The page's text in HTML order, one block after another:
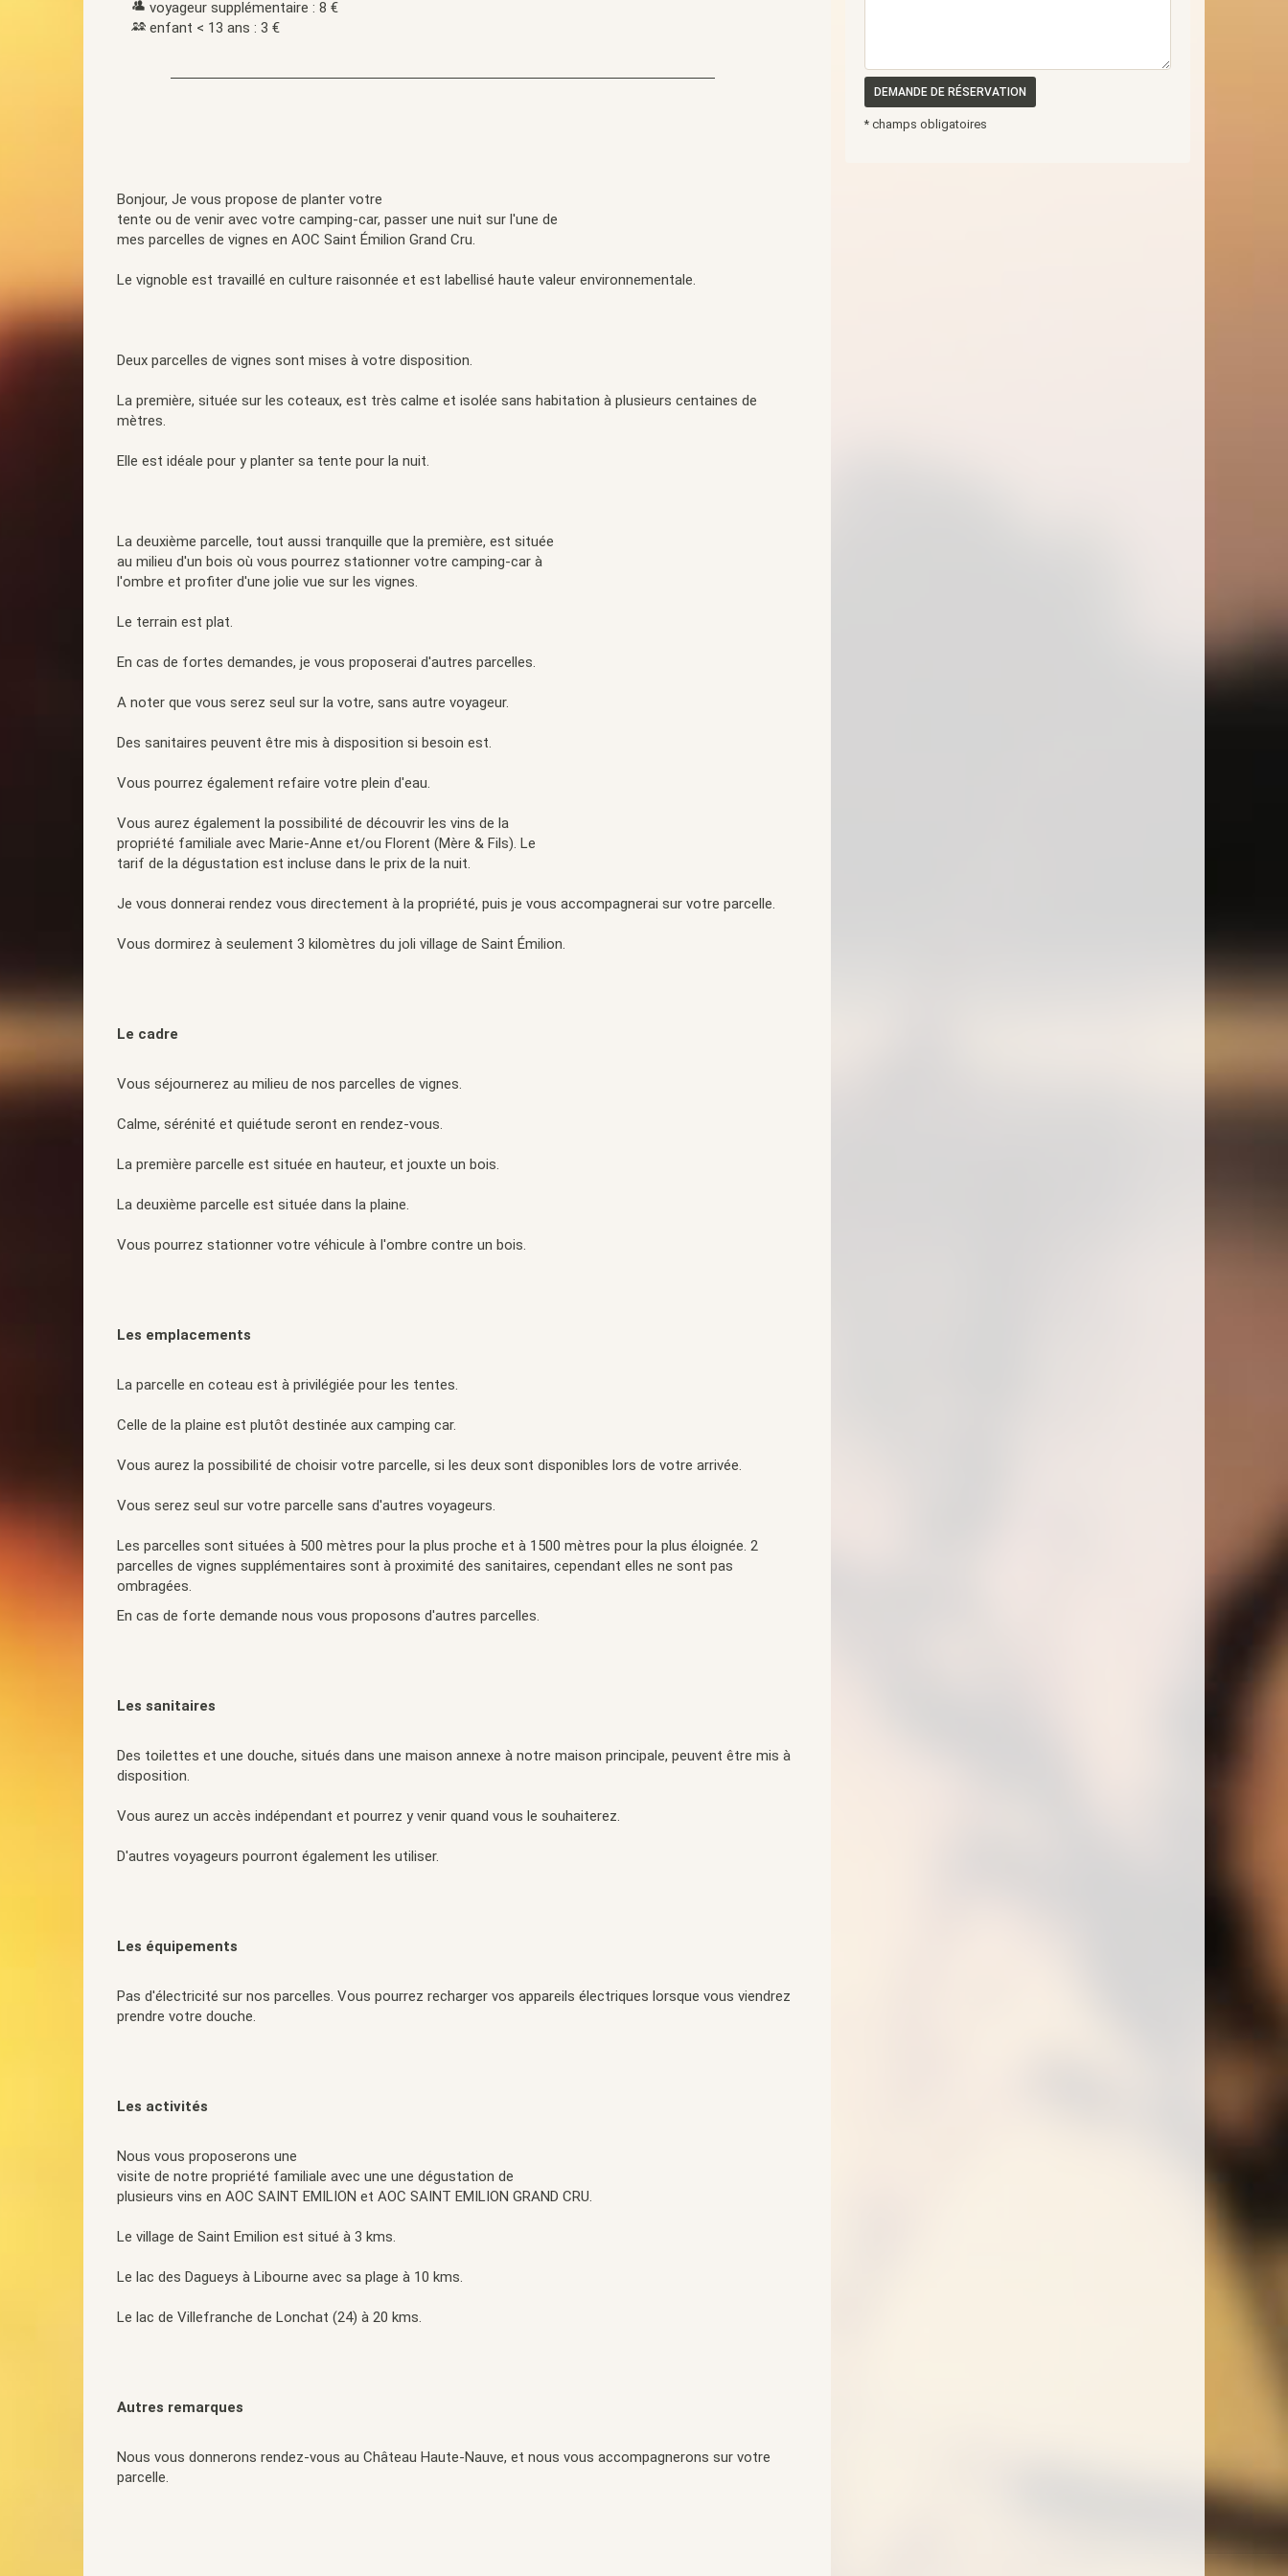
voyageur supplémentaire : 8 €
enfant < 13 ans : 3 €
Bonjour, Je vous propose de planter votre
tente ou de venir avec votre camping-car, passer une nuit sur l'une de
mes parcelles de vignes en AOC Saint Émilion Grand Cru.
Le vignoble est travaillé en culture raisonnée et est labellisé haute valeur environnementale.
Deux parcelles de vignes sont mises à votre disposition.
La première, située sur les coteaux, est très calme et isolée sans habitation à plusieurs centaines de
mètres.
Elle est idéale pour y planter sa tente pour la nuit.
La deuxième parcelle, tout aussi tranquille que la première, est située
au milieu d'un bois où vous pourrez stationner votre camping-car à
l'ombre et profiter d'une jolie vue sur les vignes.
Le terrain est plat.
En cas de fortes demandes, je vous proposerai d'autres parcelles.
A noter que vous serez seul sur la votre, sans autre voyageur.
Des sanitaires peuvent être mis à disposition si besoin est.
Vous pourrez également refaire votre plein d'eau.
Vous aurez également la possibilité de découvrir les vins de la
propriété familiale avec Marie-Anne et/ou Florent (Mère & Fils). Le
tarif de la dégustation est incluse dans le prix de la nuit.
Je vous donnerai rendez vous directement à la propriété, puis je vous accompagnerai sur votre parcelle.
Vous dormirez à seulement 3 kilomètres du joli village de Saint Émilion.
Le cadre
Vous séjournerez au milieu de nos parcelles de vignes.
Calme, sérénité et quiétude seront en rendez-vous.
La première parcelle est située en hauteur, et jouxte un bois.
La deuxième parcelle est située dans la plaine.
Vous pourrez stationner votre véhicule à l'ombre contre un bois.
Les emplacements
La parcelle en coteau est à privilégiée pour les tentes.
Celle de la plaine est plutôt destinée aux camping car.
Vous aurez la possibilité de choisir votre parcelle, si les deux sont disponibles lors de votre arrivée.
Vous serez seul sur votre parcelle sans d'autres voyageurs.
Les parcelles sont situées à 500 mètres pour la plus proche et à 1500 mètres pour la plus éloignée. 2
parcelles de vignes supplémentaires sont à proximité des sanitaires, cependant elles ne sont pas
ombragées.
En cas de forte demande nous vous proposons d'autres parcelles.
Les sanitaires
Des toilettes et une douche, situés dans une maison annexe à notre maison principale, peuvent être mis à
disposition.
Vous aurez un accès indépendant et pourrez y venir quand vous le souhaiterez.
D'autres voyageurs pourront également les utiliser.
Les équipements
Pas d'électricité sur nos parcelles. Vous pourrez recharger vos appareils électriques lorsque vous viendrez
prendre votre douche.
Les activités
Nous vous proposerons une
visite de notre propriété familiale avec une une dégustation de
plusieurs vins en AOC SAINT EMILION et AOC SAINT EMILION GRAND CRU.
Le village de Saint Emilion est situé à 3 kms.
Le lac des Dagueys à Libourne avec sa plage à 10 kms.
Le lac de Villefranche de Lonchat (24) à 20 kms.
Autres remarques
Nous vous donnerons rendez-vous au Château Haute-Nauve, et nous vous accompagnerons sur votre
parcelle.
DEMANDE DE RÉSERVATION
* champs obligatoires